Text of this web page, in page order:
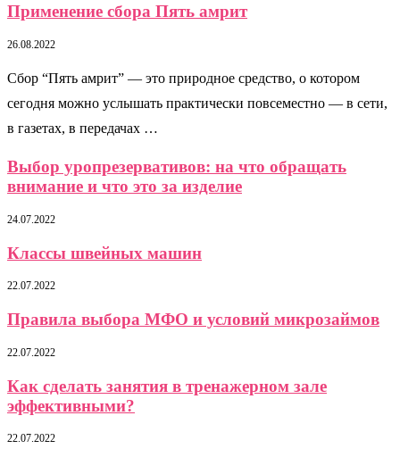
Применение сбора Пять амрит
26.08.2022
Сбор “Пять амрит” — это природное средство, о котором
сегодня можно услышать практически повсеместно — в сети,
в газетах, в передачах …
Выбор уропрезервативов: на что обращать
внимание и что это за изделие
24.07.2022
Классы швейных машин
22.07.2022
Правила выбора МФО и условий микрозаймов
22.07.2022
Как сделать занятия в тренажерном зале
эффективными?
22.07.2022